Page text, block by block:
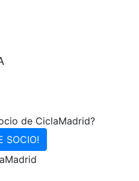
de CiclaMadrid?
SOCIO!